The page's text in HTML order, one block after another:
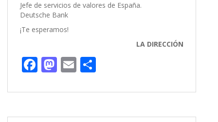
Jefe de servicios de valores de España.
Deutsche Bank
¡Te esperamos!
LA DIRECCIÓN
F
e
b
M
to
d
E
ai
l
m
p